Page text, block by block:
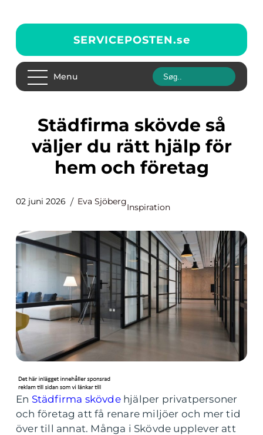
SERVICEPOSTEN.se
Menu
Städfirma skövde så
väljer du rätt hjälp för
hem och företag
02 juni 2026 Eva Sjöberg
Inspiration
En Städfirma skövdehjälper privatpersoner
och företag att få renare miljöer och mer tid
över till annat. Många i Skövde upplever att